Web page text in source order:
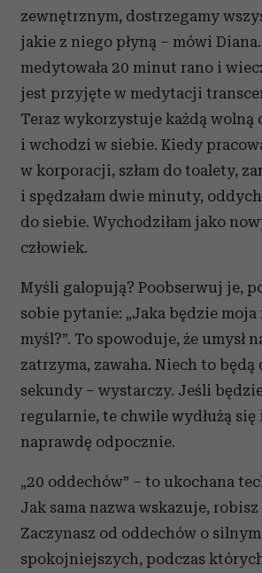
zewnętrznym, dostrzegamy
jakie z niego płyną – mówi
medytowała 20 minut rano i
jest przyjęte w medytacji
Teraz wykorzystuje każdą wolną
i wchodzi w siebie. Kiedy
w korporacji, szłam do toalety,
i spędzałam dwie minuty,
do siebie. Wychodziłam jako
człowiek.
Myśli galopują? Poobserwuj je,
sobie pytanie: „Jaka będzie moja
myśl?”. To spowoduje, że umysł
zatrzyma, zawaha. Niech to
sekundy – wystarczy. Jeśli
regularnie, te chwile wydłużą się
naprawdę odpocznie.
„20 oddechów” – to ukochana
Jak sama nazwa wskazuje,
Zaczynasz od oddechów o
spokojniejszych, podczas